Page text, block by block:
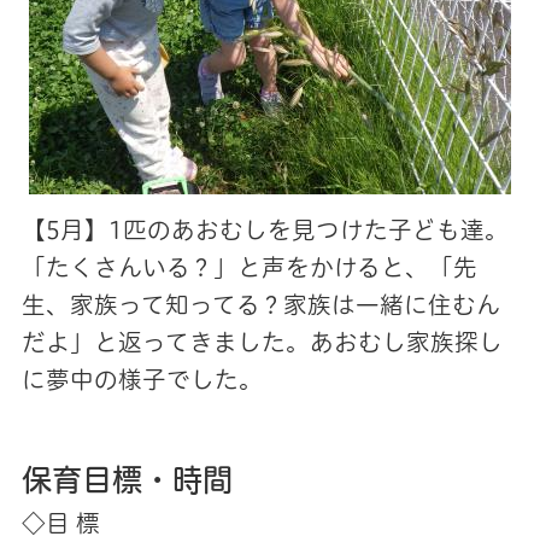
【5月】1匹のあおむしを見つけた子ども達。
「たくさんいる？」と声をかけると、「先
生、家族って知ってる？家族は一緒に住むん
だよ」と返ってきました。あおむし家族探し
に夢中の様子でした。
保育目標・時間
◇目 標